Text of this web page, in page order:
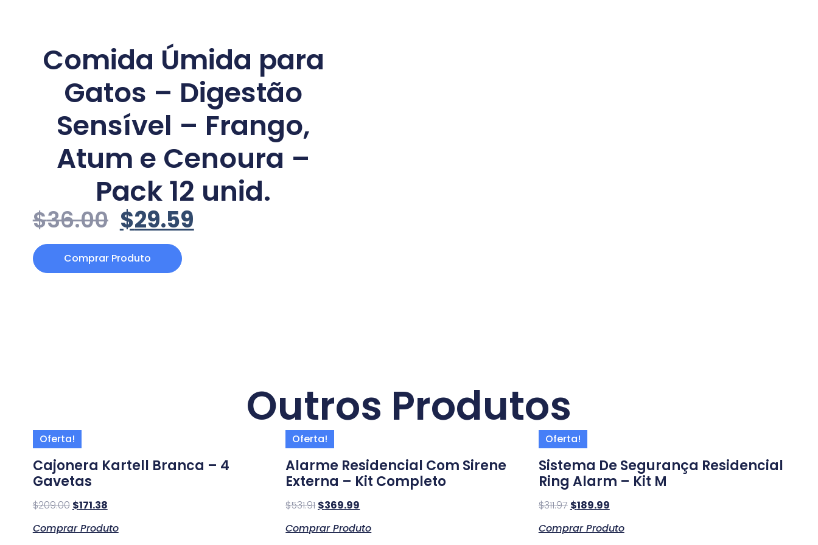
Comida Úmida para
Gatos – Digestão
Sensível – Frango,
Atum e Cenoura –
Pack 12 unid.
$36.00 $29.59
Comprar Produto
Outros Produtos
Oferta!
Cajonera Kartell Branca – 4
Gavetas
$209.00 $171.38
Comprar Produto
Oferta!
Alarme Residencial Com Sirene
Externa – Kit Completo
$531.91 $369.99
Comprar Produto
Oferta!
Sistema De Segurança Residencial
Ring Alarm – Kit M
$311.97 $189.99
Comprar Produto